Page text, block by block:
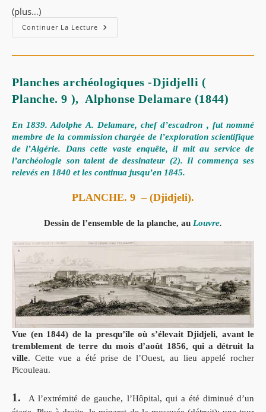
(plus…)
Continuer La Lecture
Planches archéologiques -Djidjelli (
Planche. 9 ), Alphonse Delamare (1844)
En 1839. Adolphe A. Delamare, chef d’escadron , fut nommé
membre de la commission chargée de l’exploration scientifique
de l’Algérie. Dans cette vaste enquête, il mit au service de
l’archéologie son talent de dessinateur (2). Il commença ses
relevés en 1840 et les continua jusqu’en 1845.
PLANCHE. 9 – (Djidjeli).
Dessin de l’ensemble de la planche, au Louvre.
Vue (en 1844) de la presqu’île où s’élevait Djidjeli, avant le
tremblement de terre du mois d’août 1856, qui a détruit la
ville. Cette vue a été prise de l’Ouest, au lieu appelé rocher
Picouleau.
1.
A l’extrémité de gauche, l’Hôpital, qui a été diminué d’un